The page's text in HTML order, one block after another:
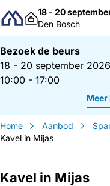
Direct naar
18 - 20
Den Bosch
Bezoek de beurs
18 - 20 september 2026
10:00 - 17:00
Home Aanbod
Kavel in Mijas
Kavel in Mijas